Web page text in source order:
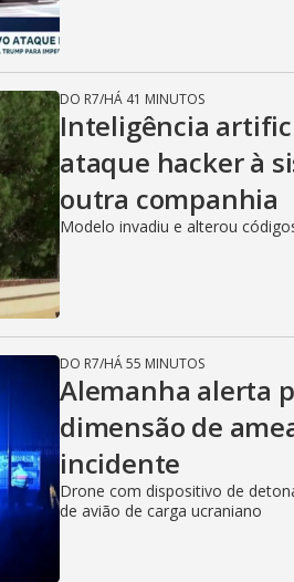
DO R7/HÁ 41 MINUTOS
Inteligência
ataque hacker à
outra companhia
Modelo invadiu e alterou
DO R7/HÁ 55 MINUTOS
Alemanha alerta
dimensão de
incidente
Drone com dispositivo de
de avião de carga ucraniano